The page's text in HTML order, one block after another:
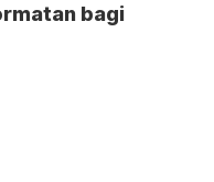
bagi